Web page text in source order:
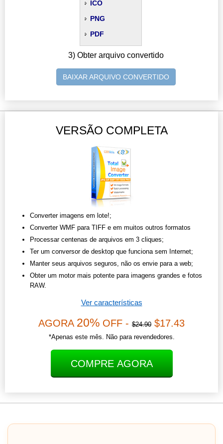
ICO
PNG
PDF
3) Obter arquivo convertido
BAIXAR ARQUIVO CONVERTIDO
VERSÃO COMPLETA
Converter imagens em lote!;
Converter WMF para TIFF e em muitos outros formatos
Processar centenas de arquivos em 3 cliques;
Ter um conversor de desktop que funciona sem Internet;
Manter seus arquivos seguros, não os envie para a web;
Obter um motor mais potente para imagens grandes e fotos
RAW.
Ver características
AGORA 20% OFF - $24.90 $17.43
*Apenas este mês. Não para revendedores.
COMPRE AGORA